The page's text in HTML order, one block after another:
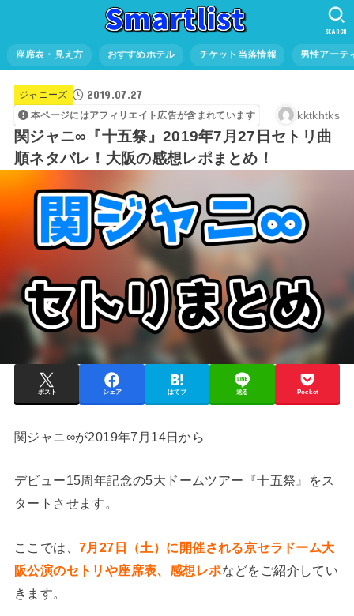
座席表・見え方 おすすめホテル チケット当落情報 男性アーテ
SEARCH
ジャニーズ 2019.07.27
本ページにはアフィリエイト広告が含まれています kktkhtks
関ジャニ∞『十五祭』2019年7月27日セトリ曲
順ネタバレ！大阪の感想レポまとめ！
ポスト シェア はてブ 送る Pocket
関ジャニ∞が2019年7月14日から
デビュー15周年記念の5大ドームツアー『十五祭』をス
タートさせます。
ここでは、 7月27日（土）に開催される京セラドーム大
阪公演のセトリや座席表、感想レポなどをご紹介してい
きます。